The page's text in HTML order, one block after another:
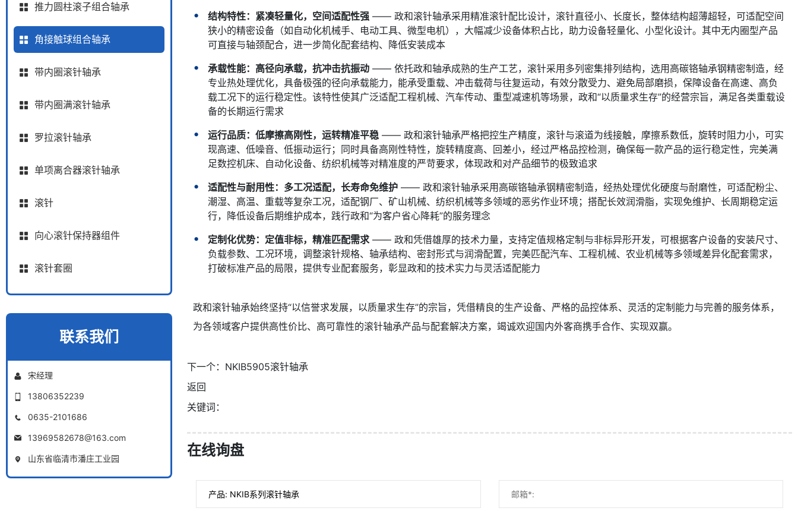
推力圆柱滚子组合轴承
角接触球组合轴承
带内圈滚针轴承
带内圈满滚针轴承
罗拉滚针轴承
单项离合器滚针轴承
滚针
向心滚针保持器组件
滚针套圈
联系我们
宋经理
13806352239
0635-2101686
13969582678@163.com
山东省临清市潘庄工业园
结构特性：紧凑轻量化，空间适配性强 —— 政和滚针轴承采用精准滚针配比设计，滚针直径小、长度长，整体结构超薄超轻，可适配空间
狭小的精密设备（如自动化机械手、电动工具、微型电机），大幅减少设备体积占比，助力设备轻量化、小型化设计。其中无内圈型产品
可直接与轴颈配合，进一步简化配套结构、降低安装成本
承载性能：高径向承载，抗冲击抗振动 —— 依托政和轴承成熟的生产工艺，滚针采用多列密集排列结构，选用高碳铬轴承钢精密制造，经
专业热处理优化，具备极强的径向承载能力，能承受重载、冲击载荷与往复运动，有效分散受力、避免局部磨损，保障设备在高速、高负
载工况下的运行稳定性。该特性使其广泛适配工程机械、汽车传动、重型减速机等场景，政和“以质量求生存”的经营宗旨，满足各类重载设
备的长期运行需求
运行品质：低摩擦高刚性，运转精准平稳 —— 政和滚针轴承严格把控生产精度，滚针与滚道为线接触，摩擦系数低，旋转时阻力小，可实
现高速、低噪音、低振动运行；同时具备高刚性特性，旋转精度高、回差小，经过严格品控检测，确保每一款产品的运行稳定性，完美满
足数控机床、自动化设备、纺织机械等对精准度的严苛要求，体现政和对产品细节的极致追求
适配性与耐用性：多工况适配，长寿命免维护 —— 政和滚针轴承采用高碳铬轴承钢精密制造，经热处理优化硬度与耐磨性，可适配粉尘、
潮湿、高温、重载等复杂工况，适配钢厂、矿山机械、纺织机械等多领域的恶劣作业环境；搭配长效润滑脂，实现免维护、长周期稳定运
行，降低设备后期维护成本，践行政和“为客户省心降耗”的服务理念
定制化优势：定值非标，精准匹配需求 —— 政和凭借雄厚的技术力量，支持定值规格定制与非标异形开发，可根据客户设备的安装尺寸、
负载参数、工况环境，调整滚针规格、轴承结构、密封形式与润滑配置，完美匹配汽车、工程机械、农业机械等多领域差异化配套需求，
打破标准产品的局限，提供专业配套服务，彰显政和的技术实力与灵活适配能力
政和滚针轴承始终坚持“以信誉求发展，以质量求生存”的宗旨，凭借精良的生产设备、严格的品控体系、灵活的定制能力与完善的服务体系，
为各领域客户提供高性价比、高可靠性的滚针轴承产品与配套解决方案，竭诚欢迎国内外客商携手合作、实现双赢。
下一个： NKIB5905滚针轴承
返回
关键词：
在线询盘
点击复制微信号